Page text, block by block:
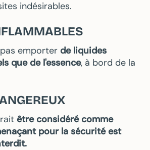
indésirables.
emporter de liquides
que de l'essence, à bord de la
être considéré comme
pour la sécurité est